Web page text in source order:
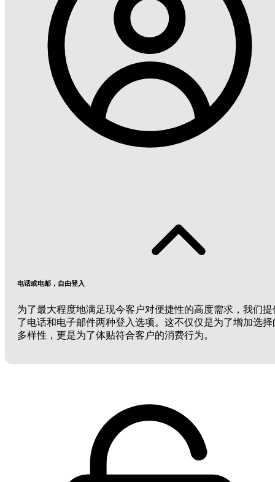
电话或电邮，自由登入
为了最大程度地满足现今客户对便捷性的高度需求，我们提
了电话和电子邮件两种登入选项。这不仅仅是为了增加选择
多样性，更是为了体贴符合客户的消费行为。